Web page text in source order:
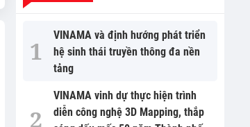
VINAMA và định hướng phát triển
hệ sinh thái truyền thông đa nền
tảng
VINAMA vinh dự thực hiện trình
diễn công nghệ 3D Mapping, thắp